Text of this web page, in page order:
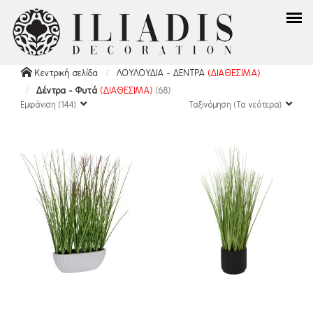
Κεντρική σελίδα ΛΟΥΛΟΥΔΙΑ - ΔΕΝΤΡΑ (ΔΙΑΘΕΣΙΜΑ)
Δέντρα - Φυτά (ΔΙΑΘΕΣΙΜΑ) (68)
Εμφάνιση (144) Ταξινόμηση (Τα νεότερα)